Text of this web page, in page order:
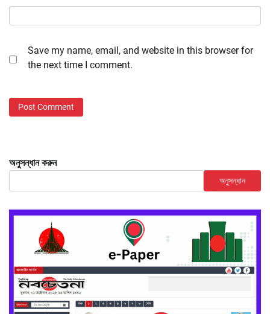
Save my name, email, and website in this browser for
the next time I comment.
অনুসন্ধান করুন
অনুসন্ধান